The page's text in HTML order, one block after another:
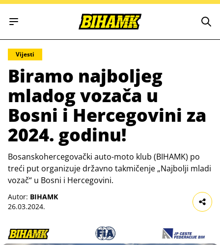
Open main menu
Vijesti
Biramo najboljeg
mladog vozača u
Bosni i Hercegovini za
2024. godinu!
Bosanskohercegovački auto-moto klub (BIHAMK) po
treći put organizuje državno takmičenje „Najbolji mladi
vozač“ u Bosni i Hercegovini.
Autor: BIHAMK
26.03.2024.